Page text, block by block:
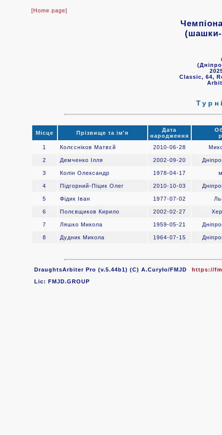
[Home page]
(шашки-
Classic, 64,
Місце Прізвище та ім'я
Дата
народження
1
Колєсніков Матвєй 2010-06-28
2 Демченко Ілля 2002-09-20
3 Колін Олександр 1978-04-17
4 Підгорний-Піцик Олег 2010-10-03
5 Фідик Іван 1977-07-02
6 Полєвщиков Кирило 2002-02-27
7 Ляшко Микола 1959-05-21
8 Дудник Микола 1964-07-15
DraughtsArbiter Pro (v.5.44b1) (C) A.Curyło/FMJD
https://
Lic: FMJD.GROUP